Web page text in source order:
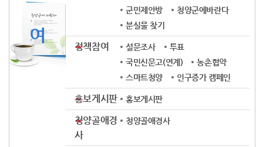
여
군민제안방
청양군에바란다
분실물 찾기
정책참여 설문조사
투표
국민신문고(연계)
농촌협약
스마트청양
인구증가 캠페인
홍보게시판 홍보게시판
청양골애경
사
청양골애경사